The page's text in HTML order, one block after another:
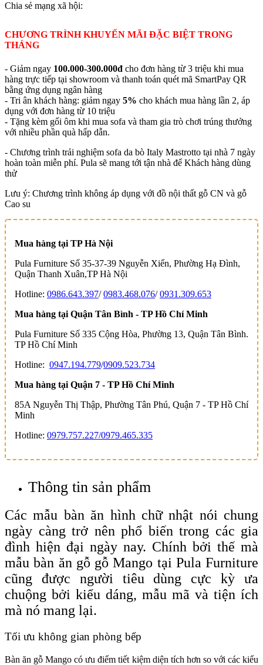
Chia sẻ mạng xã hội:
CHƯƠNG TRÌNH KHUYẾN MÃI ĐẶC BIỆT TRONG
THÁNG
- Giảm ngay 100.000-300.000đ cho đơn hàng từ 3 triệu khi mua
hàng trực tiếp tại showroom và thanh toán quét mã SmartPay QR
bằng ứng dụng ngân hàng
- Tri ân khách hàng: giảm ngay 5% cho khách mua hàng lần 2, áp
dụng với đơn hàng từ 10 triệu
- Tặng kèm gối ôm khi mua sofa và tham gia trò chơi trúng thưởng
với nhiều phần quà hấp dẫn.
- Chương trình trải nghiệm sofa da bò Italy Mastrotto tại nhà 7 ngày
hoàn toàn miễn phí. Pula sẽ mang tới tận nhà để Khách hàng dùng
thử
Lưu ý: Chương trình không áp dụng với đồ nội thất gỗ CN và gỗ
Cao su
Mua hàng tại TP Hà Nội
Pula Furniture Số 35-37-39 Nguyễn Xiển, Phường Hạ Đình,
Quận Thanh Xuân,TP Hà Nội
Hotline: 0986.643.397/0983.468.076/0931.309.653
Mua hàng tại Quận Tân Bình - TP Hồ Chí Minh
Pula Furniture Số 335 Cộng Hòa, Phường 13, Quận Tân Bình.
TP Hồ Chí Minh
Hotline: 0947.194.779/0909.523.734
Mua hàng tại Quận 7 - TP Hồ Chí Minh
85A Nguyễn Thị Thập, Phường Tân Phú, Quận 7 - TP Hồ Chí
Minh
Hotline: 0979.757.227/0979.465.335
Thông tin sản phẩm
Các mẫu bàn ăn hình chữ nhật nói chung
ngày càng trở nên phổ biến trong các gia
đình hiện đại ngày nay. Chính bởi thế mà
mẫu bàn ăn gỗ gỗ Mango tại Pula Furniture
cũng được người tiêu dùng cực kỳ ưa
chuộng bởi kiểu dáng, mẫu mã và tiện ích
mà nó mang lại.
Tối ưu không gian phòng bếp
Bàn ăn gỗ Mango có ưu điểm tiết kiệm diện tích hơn so với các kiểu